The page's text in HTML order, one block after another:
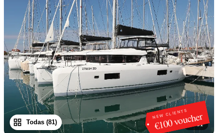
NEW CLIENTS
€100 voucher
1/81
Todas (81)